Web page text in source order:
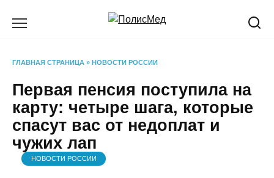
ГЛАВНАЯ СТРАНИЦА » НОВОСТИ РОССИИ
Первая пенсия поступила на
карту: четыре шага, которые
спасут вас от недоплат и
чужих лап
НОВОСТИ РОССИИ